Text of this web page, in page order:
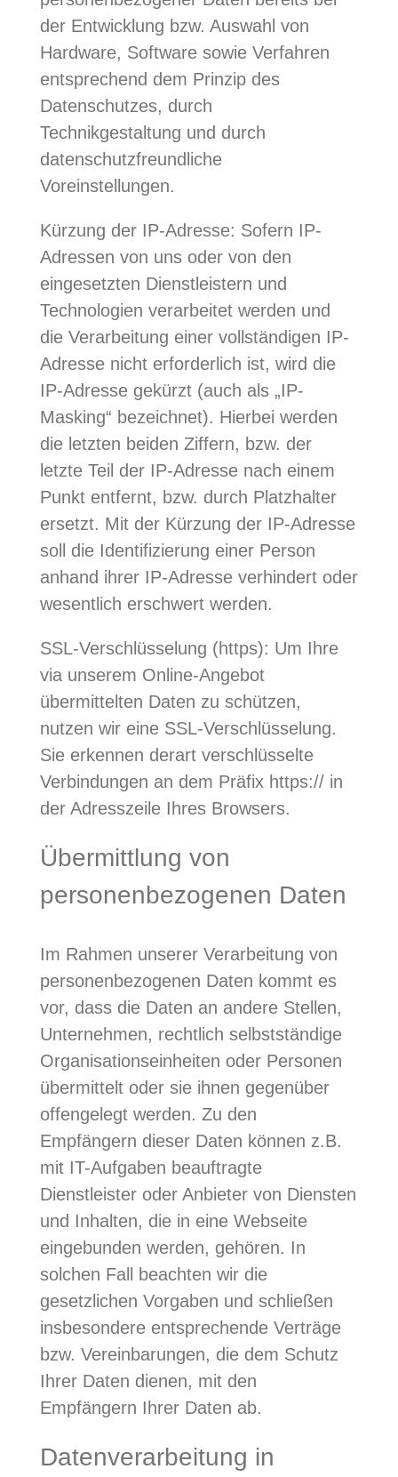
der Entwicklung bzw. Auswahl von
Hardware, Software sowie Verfahren
entsprechend dem Prinzip des
Datenschutzes, durch
Technikgestaltung und durch
datenschutzfreundliche
Voreinstellungen.
Kürzung der IP-Adresse: Sofern IP-
Adressen von uns oder von den
eingesetzten Dienstleistern und
Technologien verarbeitet werden und
die Verarbeitung einer vollständigen IP-
Adresse nicht erforderlich ist, wird die
IP-Adresse gekürzt (auch als „IP-
Masking“ bezeichnet). Hierbei werden
die letzten beiden Ziffern, bzw. der
letzte Teil der IP-Adresse nach einem
Punkt entfernt, bzw. durch Platzhalter
ersetzt. Mit der Kürzung der IP-Adresse
soll die Identifizierung einer Person
anhand ihrer IP-Adresse verhindert oder
wesentlich erschwert werden.
SSL-Verschlüsselung (https): Um Ihre
via unserem Online-Angebot
übermittelten Daten zu schützen,
nutzen wir eine SSL-Verschlüsselung.
Sie erkennen derart verschlüsselte
Verbindungen an dem Präfix https:// in
der Adresszeile Ihres Browsers.
Übermittlung von
personenbezogenen Daten
Im Rahmen unserer Verarbeitung von
personenbezogenen Daten kommt es
vor, dass die Daten an andere Stellen,
Unternehmen, rechtlich selbstständige
Organisationseinheiten oder Personen
übermittelt oder sie ihnen gegenüber
offengelegt werden. Zu den
Empfängern dieser Daten können z.B.
mit IT-Aufgaben beauftragte
Dienstleister oder Anbieter von Diensten
und Inhalten, die in eine Webseite
eingebunden werden, gehören. In
solchen Fall beachten wir die
gesetzlichen Vorgaben und schließen
insbesondere entsprechende Verträge
bzw. Vereinbarungen, die dem Schutz
Ihrer Daten dienen, mit den
Empfängern Ihrer Daten ab.
Datenverarbeitung in